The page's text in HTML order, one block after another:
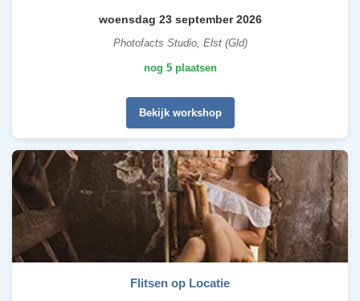
woensdag 23 september 2026
Photofacts Studio, Elst (Gld)
nog 5 plaatsen
Bekijk workshop
Flitsen op Locatie